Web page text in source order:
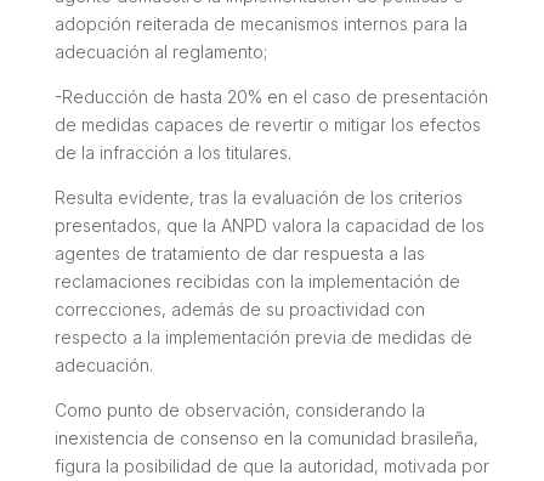
adopción reiterada de mecanismos internos para la
adecuación al reglamento;
-Reducción de hasta 20% en el caso de presentación
de medidas capaces de revertir o mitigar los efectos
de la infracción a los titulares.
Resulta evidente, tras la evaluación de los criterios
presentados, que la ANPD valora la capacidad de los
agentes de tratamiento de dar respuesta a las
reclamaciones recibidas con la implementación de
correcciones, además de su proactividad con
respecto a la implementación previa de medidas de
adecuación.
Como punto de observación, considerando la
inexistencia de consenso en la comunidad brasileña,
figura la posibilidad de que la autoridad, motivada por